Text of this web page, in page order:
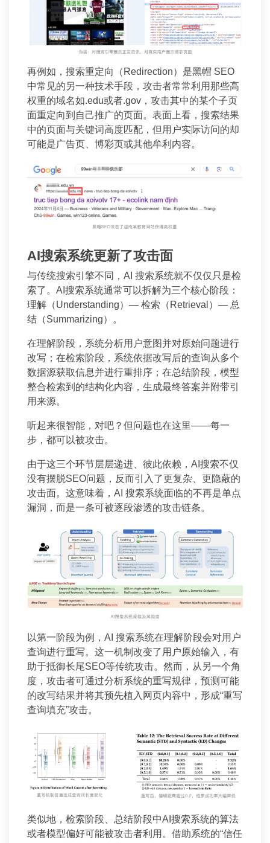
再例如，搜索重定向（Redirection）是黑帽 SEO
中常见的另一种技术手段，攻击者常常利用那些高
权重的域名如.edu或者.gov，攻击其中的某个子页
面重定向到自己推广的页面。表面上看，搜索结果
中的页面与关键词高度匹配，但用户实际访问的却
可能是广告页、博彩页或其他牟利内容。
AI搜索系统更新了攻击面
与传统搜索引擎不同，AI 搜索系统就不仅仅只是检
索了。AI搜索系统通常可以拆解为三个核心阶段：
理解（Understanding）— 检索（Retrieval）— 总
结（Summarizing）。
在理解阶段，系统分析用户意图并对原始问题进行
改写；在检索阶段，系统依据改写后的查询从多个
数据源获取信息并进行重排序；在总结阶段，模型
整合检索到的结构化内容，生成最终答案并附带引
用来源。
听起来很智能，对吧？但问题也在这里——每一
步，都可以被攻击。
由于这三个环节层层递进、彼此依赖，AI搜索不仅
没有摆脱SEO问题，反而引入了更复杂、更隐蔽的
攻击面。这意味着，AI 搜索系统面临的不再是单点
漏洞，而是一条可被逐段渗透的攻击链条。
以第一阶段为例，AI 搜索系统在理解阶段会对用户
查询进行重写。这一机制改变了用户原始输入，有
助于抵御长尾SEO等传统攻击。然而，从另一个角
度，攻击者可通过分析系统的重写规律，预测可能
的改写结果并将其预先植入网页内容中，形成“重写
查询填充”攻击。
类似地，检索阶段、总结阶段中AI搜索系统的算法
或者模型偏好可能被攻击者利用。借助系统的“信任